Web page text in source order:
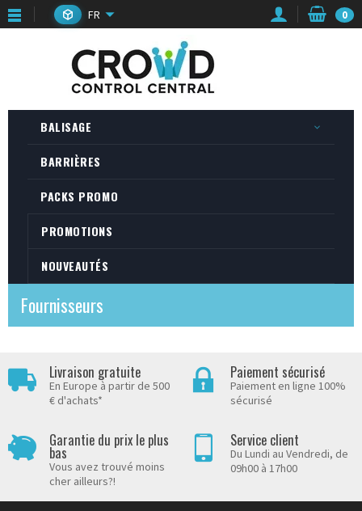
FR 0
BALISAGE
BARRIÈRES
PACKS PROMO
PROMOTIONS
NOUVEAUTÉS
Fournisseurs
Livraison gratuite
En Europe à partir de 500
€ d'achats*
Paiement sécurisé
Paiement en ligne 100%
sécurisé
Garantie du prix le plus
bas
Vous avez trouvé moins
cher ailleurs?!
Service client
Du Lundi au Vendredi, de
09h00 à 17h00